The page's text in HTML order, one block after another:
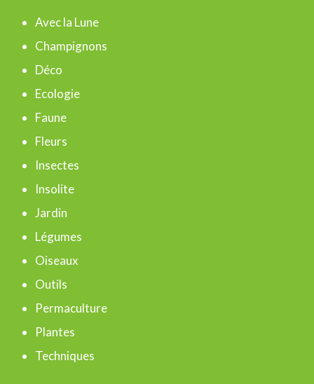
e
r
c
h
e
r
Avec la Lune
Champignons
Déco
Ecologie
Faune
Fleurs
Insectes
Insolite
Jardin
Légumes
Oiseaux
Outils
Permaculture
Plantes
Techniques